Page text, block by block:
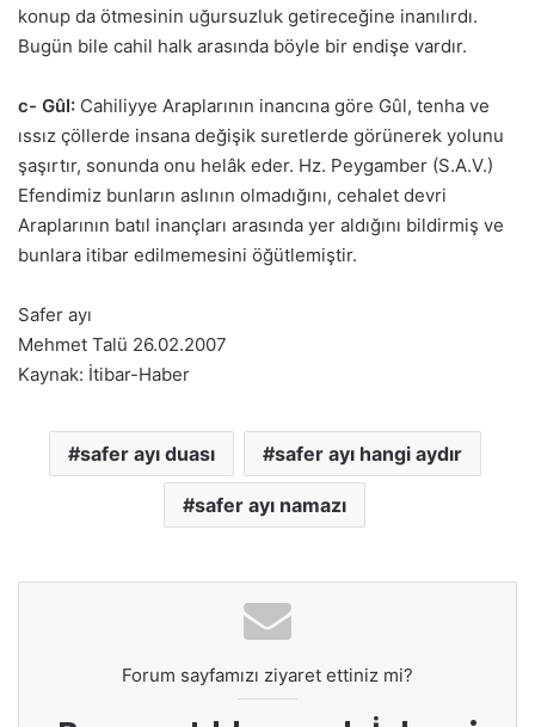
konup da ötmesinin uğursuzluk getireceğine inanılırdı.
Bugün bile cahil halk arasında böyle bir endişe vardır.
c- GûI: Cahiliyye Araplarının inancına göre Gûl, tenha ve
ıssız çöllerde insana değişik suretlerde görünerek yolunu
şaşırtır, sonunda onu helâk eder. Hz. Peygamber (S.A.V.)
Efendimiz bunların aslının olmadığını, cehalet devri
Araplarının batıl inançları arasında yer aldığını bildirmiş ve
bunlara itibar edilmemesini öğütlemiştir.
Safer ayı
Mehmet Talü 26.02.2007
Kaynak: İtibar-Haber
safer ayı duası safer ayı hangi aydır
safer ayı namazı
Forum sayfamızı ziyaret ettiniz mi?